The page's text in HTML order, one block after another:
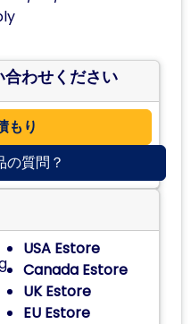
わせください
もり
の質問？
USA Estore
Canada Estore
UK Estore
EU Estore